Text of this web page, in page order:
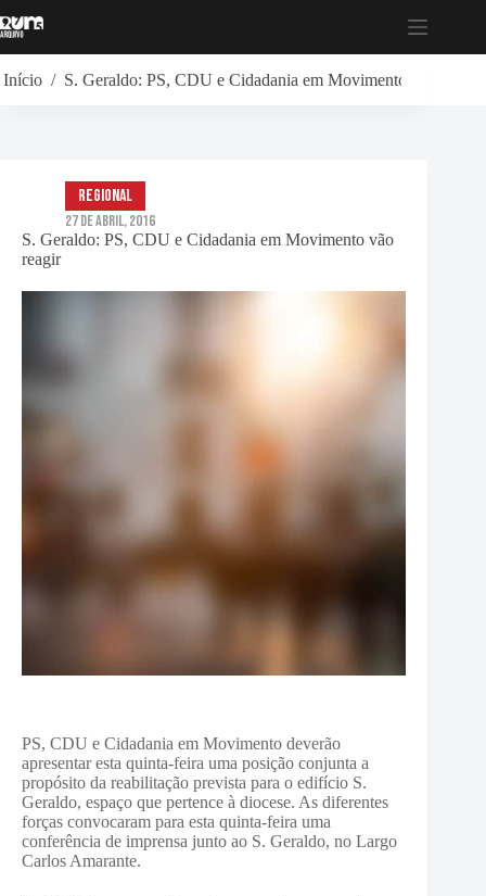
para
Início / S. Geraldo: PS, CDU e Cidadania em Movimento vão reagir
S. Geraldo: PS, CDU e Cidadania em Movimento vão
reagir
Regional
27 de Abril, 2016
PS, CDU e Cidadania em Movimento deverão
apresentar esta quinta-feira uma posição conjunta a
propósito da reabilitação prevista para o edifício S.
Geraldo, espaço que pertence à diocese. As diferentes
forças convocaram para esta quinta-feira uma
conferência de imprensa junto ao S. Geraldo, no Largo
Carlos Amarante.